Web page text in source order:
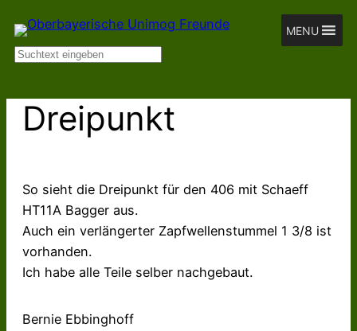
MENU
Suchen
Dreipunkt
So sieht die Dreipunkt für den 406 mit Schaeff
HT11A Bagger aus.
Auch ein verlängerter Zapfwellenstummel 1 3/8 ist
vorhanden.
Ich habe alle Teile selber nachgebaut.
Bernie Ebbinghoff